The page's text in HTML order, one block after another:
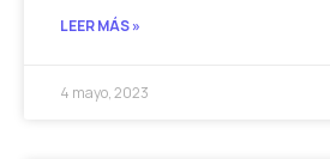
LEER MÁS »
4 mayo, 2023